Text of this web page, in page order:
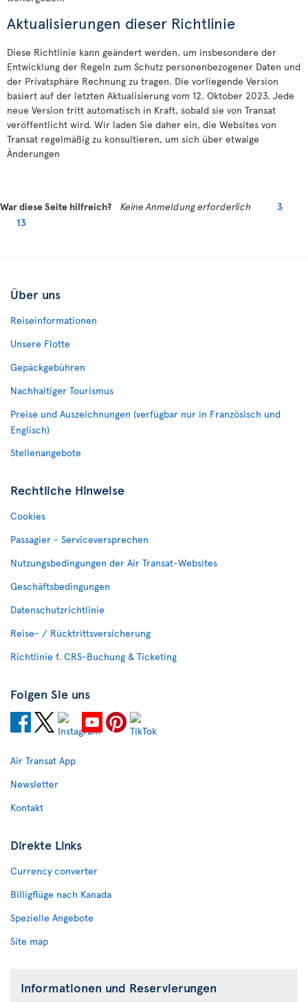
Aktualisierungen dieser Richtlinie
Diese Richtlinie kann geändert werden, um insbesondere der
Entwicklung der Regeln zum Schutz personenbezogener Daten und
der Privatsphäre Rechnung zu tragen. Die vorliegende Version
basiert auf der letzten Aktualisierung vom 12. Oktober 2023. Jede
neue Version tritt automatisch in Kraft, sobald sie von Transat
veröffentlicht wird. Wir laden Sie daher ein, die Websites von
Transat regelmäßig zu konsultieren, um sich über etwaige
Änderungen
War diese Seite hilfreich? Keine Anmeldung erforderlich
3
13
Über uns
Reiseinformationen
Unsere Flotte
Gepäckgebühren
Nachhaltiger Tourismus
Preise und Auszeichnungen (verfügbar nur in Französisch und
Englisch)
Stellenangebote
Rechtliche Hinweise
Cookies
Passagier - Serviceversprechen
Nutzungsbedingungen der Air Transat-Websites
Geschäftsbedingungen
Datenschutzrichtlinie
Reise- / Rücktrittsversicherung
Richtlinie f. CRS-Buchung & Ticketing
Folgen Sie uns
Air Transat App
Newsletter
Kontakt
Direkte Links
Currency converter
Billigflüge nach Kanada
Spezielle Angebote
Site map
Informationen und Reservierungen